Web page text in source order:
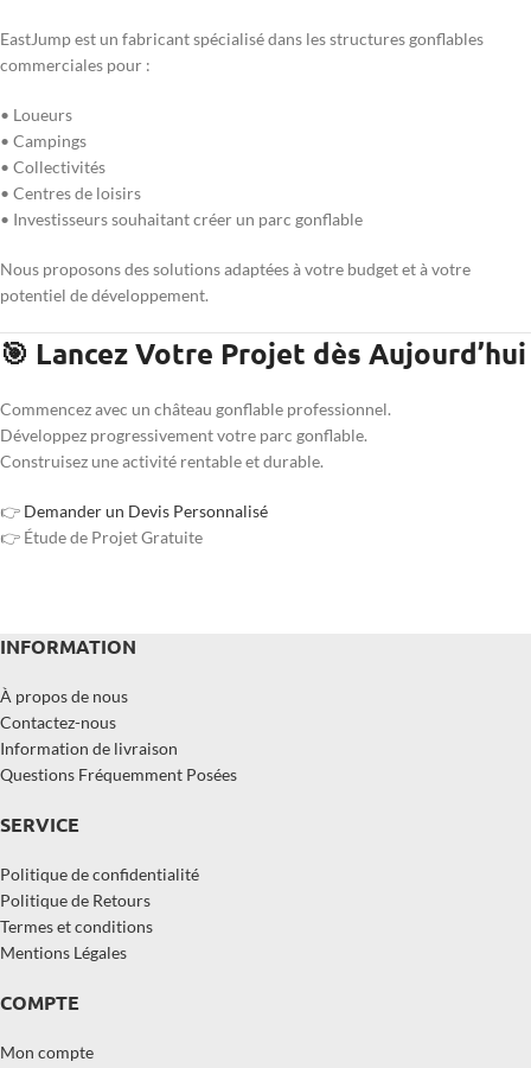
EastJump est un fabricant spécialisé dans les structures gonflables
commerciales pour :
• Loueurs
• Campings
• Collectivités
• Centres de loisirs
• Investisseurs souhaitant créer un parc gonflable
Nous proposons des solutions adaptées à votre budget et à votre
potentiel de développement.
🎯 Lancez Votre Projet dès Aujourd’hui
Commencez avec un château gonflable professionnel.
Développez progressivement votre parc gonflable.
Construisez une activité rentable et durable.
👉 Demander un Devis Personnalisé
👉 Étude de Projet Gratuite
INFORMATION
À propos de nous
Contactez-nous
Information de livraison
Questions Fréquemment Posées
SERVICE
Politique de confidentialité
Politique de Retours
Termes et conditions
Mentions Légales
COMPTE
Mon compte